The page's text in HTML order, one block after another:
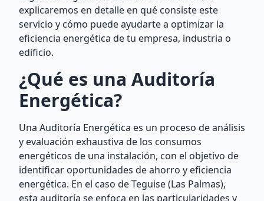
explicaremos en detalle en qué consiste este
servicio y cómo puede ayudarte a optimizar la
eficiencia energética de tu empresa, industria o
edificio.
¿Qué es una Auditoría
Energética?
Una Auditoría Energética es un proceso de análisis
y evaluación exhaustiva de los consumos
energéticos de una instalación, con el objetivo de
identificar oportunidades de ahorro y eficiencia
energética. En el caso de Teguise (Las Palmas),
esta auditoría se enfoca en las particularidades y